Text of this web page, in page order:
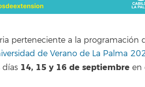
perteneciente a la programación
de Verano de La Palma
días 14, 15 y 16 de septiembre en